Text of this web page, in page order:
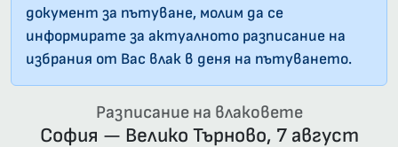
документ за пътуване, молим да се
информирате за актуалното разписание на
избрания от Вас влак в деня на пътуването.
Разписание на влаковете
София — Велико Търново, 7 август